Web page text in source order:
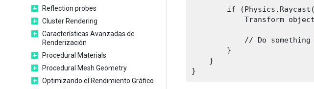
Reflection probes
Cluster Rendering
Características Avanzadas de
Renderización
Procedural Materials
Procedural Mesh Geometry
Optimizando el Rendimiento Gráfico
if
Transform
// Do
        }
    }